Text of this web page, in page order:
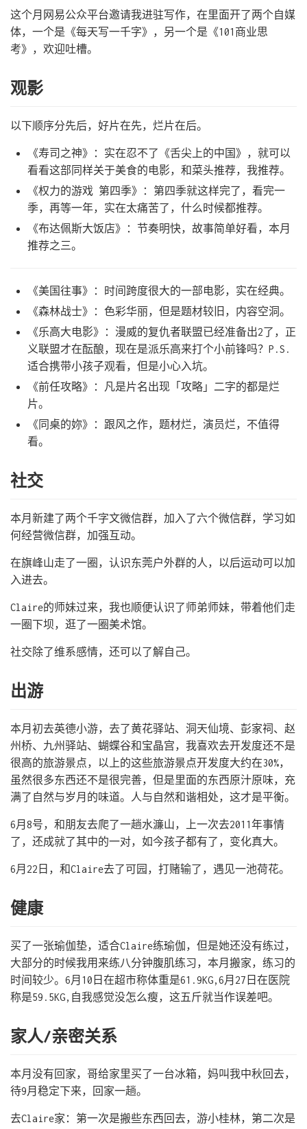
这个月网易公众平台邀请我进驻写作，在里面开了两个自媒
体，一个是《每天写一千字》，另一个是《101商业思
考》，欢迎吐槽。
观影
以下顺序分先后，好片在先，烂片在后。
《寿司之神》：实在忍不了《舌尖上的中国》，就可以
看看这部同样关于美食的电影，和菜头推荐，我推荐。
《权力的游戏 第四季》：第四季就这样完了，看完一
季，再等一年，实在太痛苦了，什么时候都推荐。
《布达佩斯大饭店》：节奏明快，故事简单好看，本月
推荐之三。
《美国往事》：时间跨度很大的一部电影，实在经典。
《森林战士》：色彩华丽，但是题材较旧，内容空洞。
《乐高大电影》：漫威的复仇者联盟已经准备出2了，正
义联盟才在酝酿，现在是派乐高来打个小前锋吗？P.S.
适合携带小孩子观看，但是小心入坑。
《前任攻略》：凡是片名出现「攻略」二字的都是烂
片。
《同桌的妳》：跟风之作，题材烂，演员烂，不值得
看。
社交
本月新建了两个千字文微信群，加入了六个微信群，学习如
何经营微信群，加强互动。
在旗峰山走了一圈，认识东莞户外群的人，以后运动可以加
入进去。
Claire的师妹过来，我也顺便认识了师弟师妹，带着他们走
一圈下坝，逛了一圈美术馆。
社交除了维系感情，还可以了解自己。
出游
本月初去英德小游，去了黄花驿站、洞天仙境、彭家祠、赵
州桥、九州驿站、蝴蝶谷和宝晶宫，我喜欢去开发度还不是
很高的旅游景点，以上的这些旅游景点开发度大约在30%，
虽然很多东西还不是很完善，但是里面的东西原汁原味，充
满了自然与岁月的味道。人与自然和谐相处，这才是平衡。
6月8号，和朋友去爬了一趟水濂山，上一次去2011年事情
了，还成就了其中的一对，如今孩子都有了，变化真大。
6月22日，和Claire去了可园，打赌输了，遇见一池荷花。
健康
买了一张瑜伽垫，适合Claire练瑜伽，但是她还没有练过，
大部分的时候我用来练八分钟腹肌练习，本月搬家，练习的
时间较少。6月10日在超市称体重是61.9KG,6月27日在医院
称是59.5KG,自我感觉没怎么瘦，这五斤就当作误差吧。
家人/亲密关系
本月没有回家，哥给家里买了一台冰箱，妈叫我中秋回去，
待9月稳定下来，回家一趟。
去Claire家：第一次是搬些东西回去，游小桂林，第二次是